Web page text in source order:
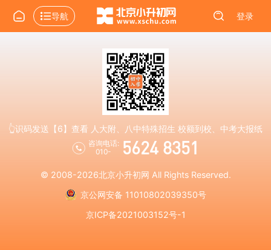
导航 登录
👆识码发送【6】查看 人大附、八中特殊招生 校额到校、中考大报纸
咨询电话:
010-
5624 8351
© 2008-2026北京小升初网 All Rights Reserved.
京公网安备 11010802039350号
京ICP备2021003152号-1